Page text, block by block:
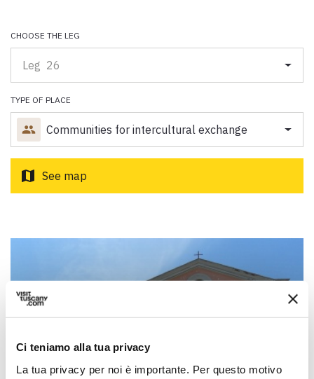
Ci teniamo alla tua privacy
La tua privacy per noi è importante. Per questo motivo
ENGLISH keyboard_arrow_up
CHOOSE THE LEG
Leg 26
TYPE OF PLACE
Communities for intercultural exchange
map See map